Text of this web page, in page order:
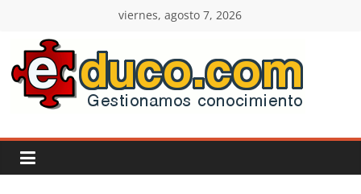
contenido
viernes, agosto 7, 2026
E-
duco: